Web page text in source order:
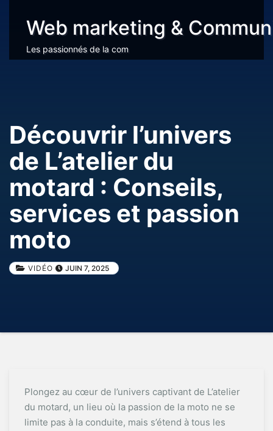
Web marketing &
Les passionnés de la com
Découvrir l’univers
de L’atelier du
motard : Conseils,
services et passion
moto
VIDÉO JUIN 7, 2025
Plongez au cœur de l’univers captivant de L’atelier
du motard, un lieu où la passion de la moto ne se
limite pas à la conduite, mais s’étend à tous les